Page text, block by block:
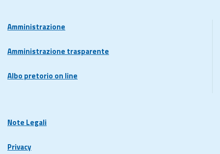
Amministrazione
Amministrazione trasparente
Albo pretorio on line
Note Legali
Privacy